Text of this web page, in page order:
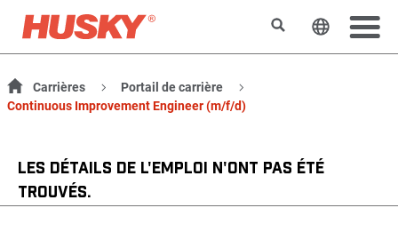
RechercherChanger
Carrières
Portail de carrière
Continuous Improvement Engineer (m/f/d)
LES DÉTAILS DE L'EMPLOI N'ONT PAS ÉTÉ
TROUVÉS.